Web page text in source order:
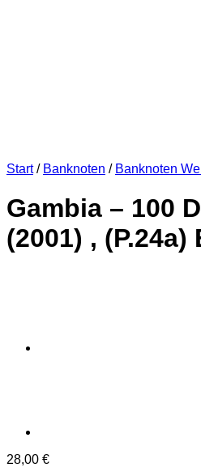
Start / Banknoten / Banknoten
Gambia – 100
(2001) , (P.24a)
28,00 €